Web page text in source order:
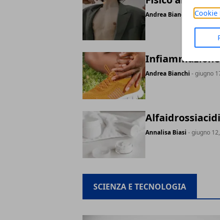
Cookie
Andrea Bianchi - giugno
Andrea Bianchi - giugno
Annalisa Biasi - giugno
SCIENZA E TECNOLOGIA